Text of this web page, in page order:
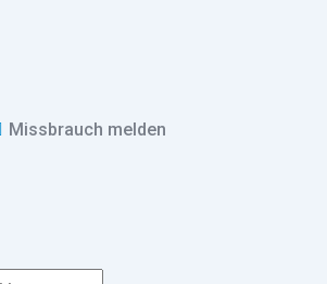
Missbrauch melden